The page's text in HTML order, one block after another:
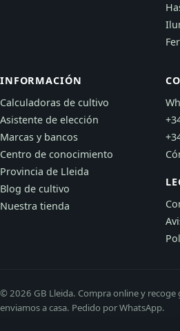
INFORMACIÓN
Calculadoras de cultivo
Asistente de elección
Marcas y bancos
Centro de conocimiento
Provincia de Lleida
Blog de cultivo
Nuestra tienda
© 2026 GB Lleida. Compra online y recoge
enviamos a casa. Pedido por WhatsApp.